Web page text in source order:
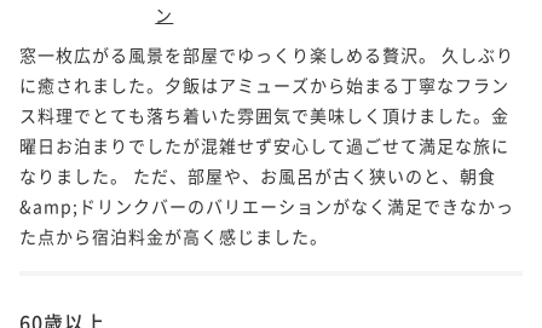
ン
窓一枚広がる風景を部屋でゆっくり楽しめる贅沢。 久しぶり
に癒されました。夕飯はアミューズから始まる丁寧なフラン
ス料理でとても落ち着いた雰囲気で美味しく頂けました。金
曜日お泊まりでしたが混雑せず安心して過ごせて満足な旅に
なりました。 ただ、部屋や、お風呂が古く狭いのと、朝食
&amp;ドリンクバーのバリエーションがなく満足できなかっ
た点から宿泊料金が高く感じました。
60歳以上